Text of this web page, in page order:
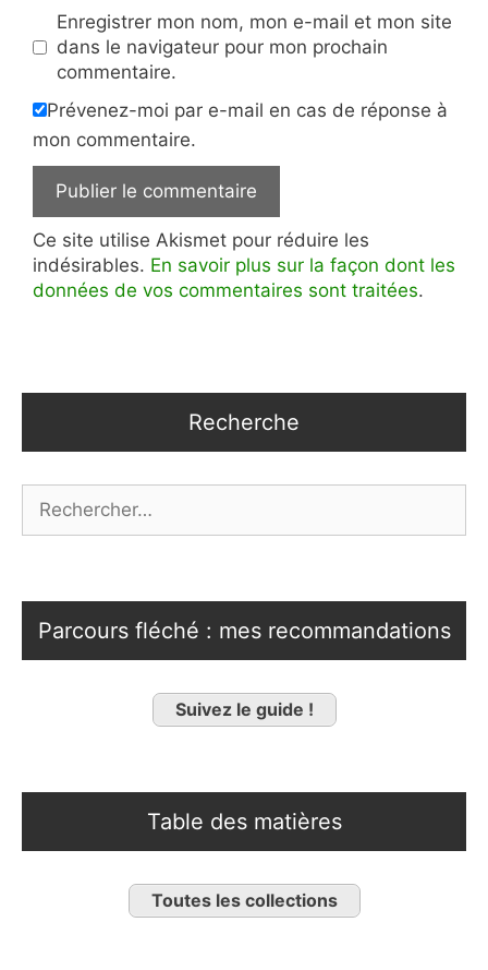
Enregistrer mon nom, mon e-mail et mon site
dans le navigateur pour mon prochain
commentaire.
Prévenez-moi par e-mail en cas de réponse à
mon commentaire.
Ce site utilise Akismet pour réduire les
indésirables. En savoir plus sur la façon dont les
données de vos commentaires sont traitées.
Recherche
Parcours fléché : mes recommandations
Suivez le guide !
Table des matières
Toutes les collections